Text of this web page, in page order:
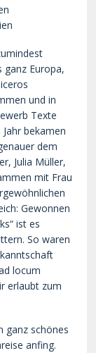
ganz Europa,
und in
Texte
bekamen
dem
Julia Müller,
mit Frau
Gewonnen
ist es
So waren
locum
erlaubt zum
ganz schönes
anfing.